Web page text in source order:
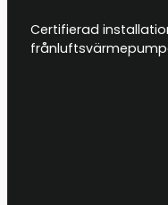
Certifierad